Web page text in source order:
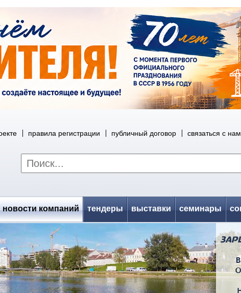
правила регистрации публичный договор связаться с
новости компаний тендеры выставки семинары